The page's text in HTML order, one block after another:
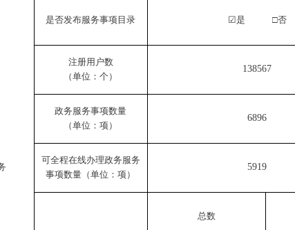
是否发布服务事项目录 ☑是 □否
注册用户数
（单位：个）
138567
政务服务事项数量
（单位：项）
6896
可全程在线办理政务服务
事项数量（单位：项）
5919
总数